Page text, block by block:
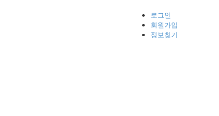
로그인
회원가입
정보찾기